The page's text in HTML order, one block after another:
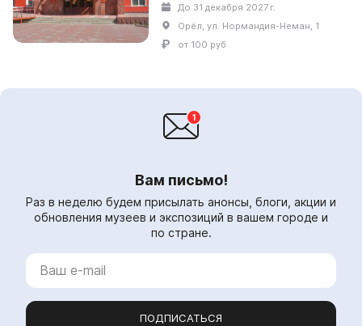
бывшего особняка купца Чикина,
который являет...
До 31 декабря 2027 г.
Орёл, ул. Нормандия-Неман, 1
от 100 руб
Вам письмо!
Раз в неделю будем присылать анонсы, блоги, акции и
обновления музеев и экспозиций в вашем городе и
по стране.
ПОДПИСАТЬСЯ